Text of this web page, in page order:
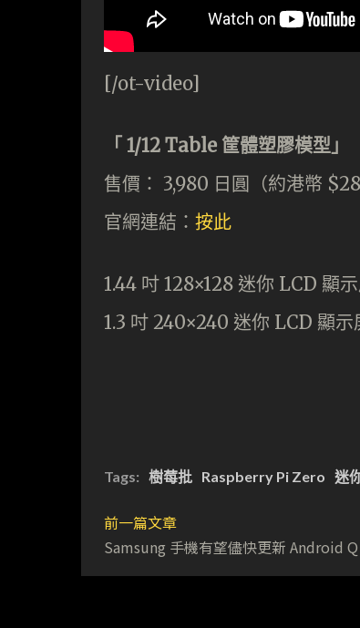
[/ot-video]
「 1/12 Table 筐體塑膠模型」
售價： 3,980 日圓（約港幣
官網連結： 按此
1.44 吋 128×128 迷你 LCD 顯示
1.3 吋 240×240 迷你 LCD 顯示
Tags: 樹莓批 Raspberry Pi Zero 迷
前一篇文章
Samsung 手機有望儘快更新 Android Q